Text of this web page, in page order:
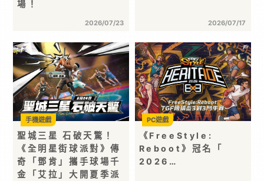
場！
2026/07/23 2026/07/17
聖城三星 石破天驚！
《全明星街球派對》傳
奇「鄧肯」攜手球場千
金「艾拉」大開夏季派
手機遊戲
《FreeStyle:
Reboot》冠名「
2026…
PC遊戲